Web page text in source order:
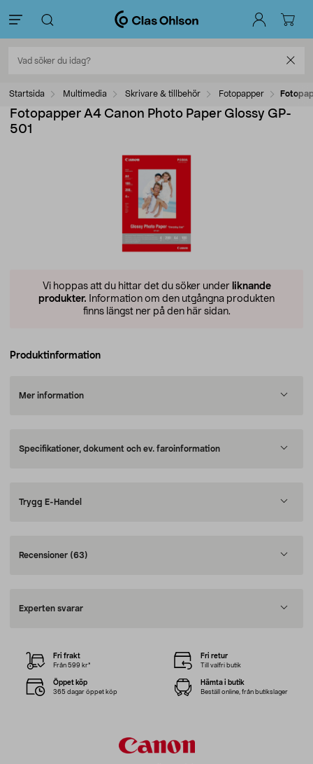
Startsida Multimedia Skrivare & tillbehör Fotopapper
Fotopapper A4 Canon Photo Paper Glossy GP-
501
Vi hoppas att du hittar det du söker under liknande
produkter. Information om den utgångna produkten
finns längst ner på den här sidan.
Produktinformation
Mer information
Specifikationer, dokument och ev. faroinformation
Trygg E-Handel
Recensioner (63)
Experten svarar
Fri frakt
Från 599 kr*
Fri retur
Till valfri butik
Öppet köp
365 dagar öppet köp
Hämta i butik
Beställ online, från butikslager